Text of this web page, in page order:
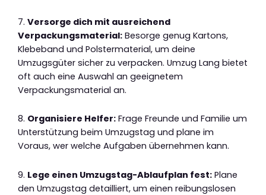
7. Versorge dich mit ausreichend
Verpackungsmaterial: Besorge genug Kartons,
Klebeband und Polstermaterial, um deine
Umzugsgüter sicher zu verpacken. Umzug Lang bietet
oft auch eine Auswahl an geeignetem
Verpackungsmaterial an.
8. Organisiere Helfer: Frage Freunde und Familie um
Unterstützung beim Umzugstag und plane im
Voraus, wer welche Aufgaben übernehmen kann.
9. Lege einen Umzugstag-Ablaufplan fest: Plane
den Umzugstag detailliert, um einen reibungslosen